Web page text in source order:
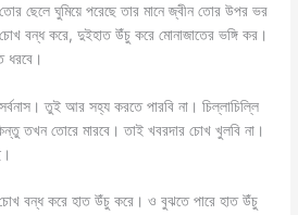
ছেলে ঘুমিয়ে পরেছে তার মানে জ্বীন তোর উপর ভর
বন্ধ করে, দুইহাত উঁচু করে মোনাজাতের ভঙ্গি কর।
ধরবে।
তুই আর সহ্য করতে পারবি না। চিল্লাচিল্লি
তখন তোরে মারবে। তাই খবরদার চোখ খুলবি না।
চোখ বন্ধ করে হাত উঁচু করে। ও বুঝতে পারে হাত উঁচু